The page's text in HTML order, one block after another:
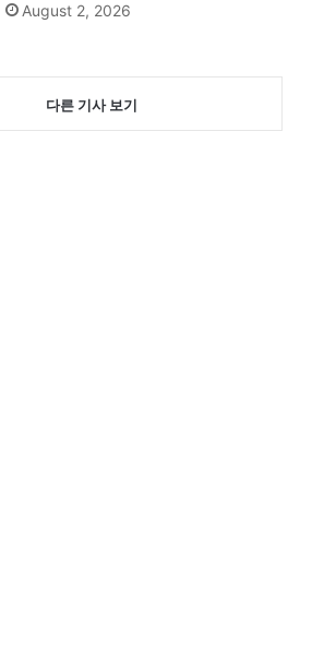
August 2, 2026
다른 기사 보기